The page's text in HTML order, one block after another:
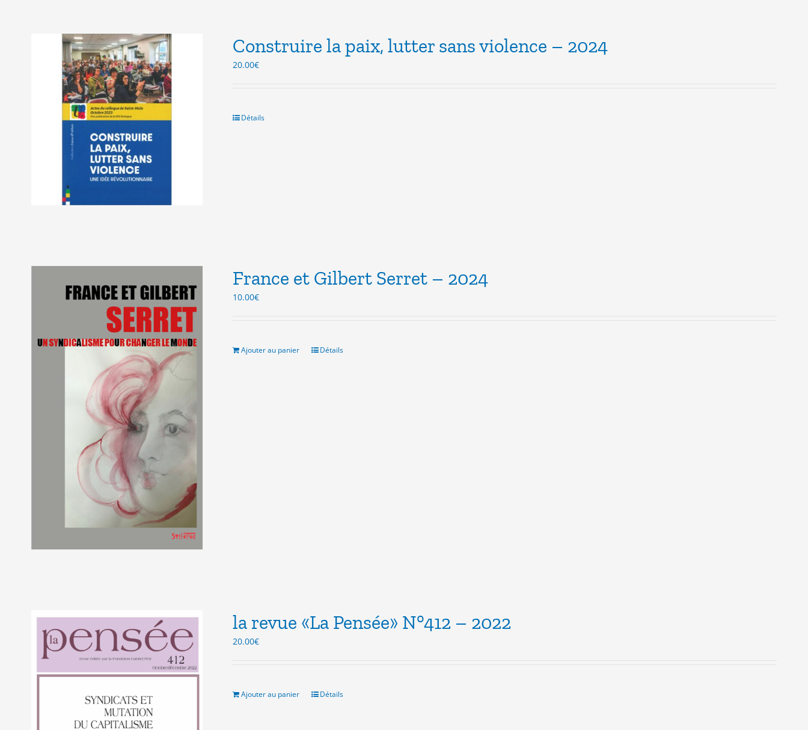
Construire la paix, lutter sans violence – 2024
20.00€
Détails
France et Gilbert Serret – 2024
10.00€
Ajouter au panier Détails
la revue «La Pensée» N°412 – 2022
20.00€
Ajouter au panier Détails